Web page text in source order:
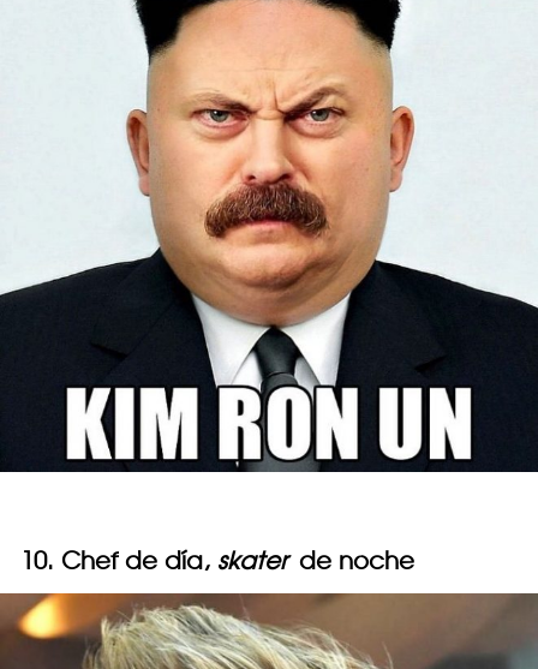
10. Chef de día, skaterde noche